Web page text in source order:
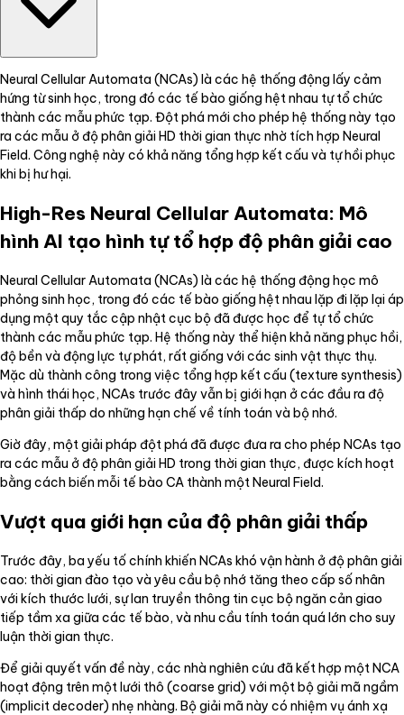
Neural Cellular Automata (NCAs) là các hệ thống động lấy cảm
hứng từ sinh học, trong đó các tế bào giống hệt nhau tự tổ chức
thành các mẫu phức tạp. Đột phá mới cho phép hệ thống này tạo
ra các mẫu ở độ phân giải HD thời gian thực nhờ tích hợp Neural
Field. Công nghệ này có khả năng tổng hợp kết cấu và tự hồi phục
khi bị hư hại.
High-Res Neural Cellular Automata: Mô
hình AI tạo hình tự tổ hợp độ phân giải cao
Neural Cellular Automata (NCAs) là các hệ thống động học mô
phỏng sinh học, trong đó các tế bào giống hệt nhau lặp đi lặp lại áp
dụng một quy tắc cập nhật cục bộ đã được học để tự tổ chức
thành các mẫu phức tạp. Hệ thống này thể hiện khả năng phục hồi,
độ bền và động lực tự phát, rất giống với các sinh vật thực thụ.
Mặc dù thành công trong việc tổng hợp kết cấu (texture synthesis)
và hình thái học, NCAs trước đây vẫn bị giới hạn ở các đầu ra độ
phân giải thấp do những hạn chế về tính toán và bộ nhớ.
Giờ đây, một giải pháp đột phá đã được đưa ra cho phép NCAs tạo
ra các mẫu ở độ phân giải HD trong thời gian thực, được kích hoạt
bằng cách biến mỗi tế bào CA thành một Neural Field.
Vượt qua giới hạn của độ phân giải thấp
Trước đây, ba yếu tố chính khiến NCAs khó vận hành ở độ phân giải
cao: thời gian đào tạo và yêu cầu bộ nhớ tăng theo cấp số nhân
với kích thước lưới, sự lan truyền thông tin cục bộ ngăn cản giao
tiếp tầm xa giữa các tế bào, và nhu cầu tính toán quá lớn cho suy
luận thời gian thực.
Để giải quyết vấn đề này, các nhà nghiên cứu đã kết hợp một NCA
hoạt động trên một lưới thô (coarse grid) với một bộ giải mã ngầm
(implicit decoder) nhẹ nhàng. Bộ giải mã này có nhiệm vụ ánh xạ